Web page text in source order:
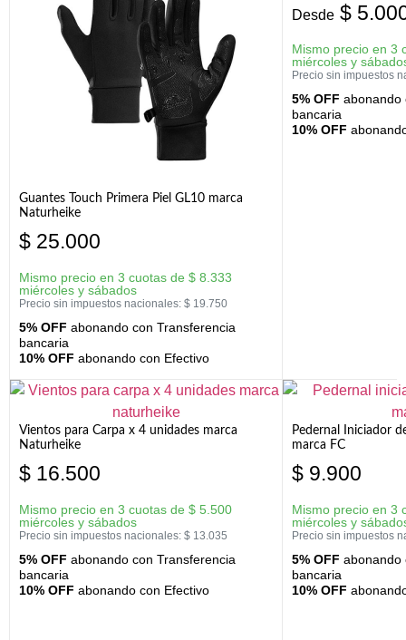
Guantes Touch Primera Piel GL10 marca
Naturheike
$ 25.000
Mismo precio en 3 cuotas de $ 8.333
miércoles y sábados
Precio sin impuestos nacionales: $ 19.750
5% OFF abonando con Transferencia
bancaria
10% OFF abonando con Efectivo
Desde $
Mismo precio en 3
miércoles y
Precio sin impuestos
5% OFF abonando
bancaria
10% OFF
Vientos para Carpa x 4 unidades marca
Naturheike
$ 16.500
Mismo precio en 3 cuotas de $ 5.500
miércoles y sábados
Precio sin impuestos nacionales: $ 13.035
5% OFF abonando con Transferencia
bancaria
10% OFF abonando con Efectivo
Pedernal Iniciador
marca FC
$ 9.900
Mismo precio en 3
miércoles y
Precio sin impuestos
5% OFF abonando
bancaria
10% OFF